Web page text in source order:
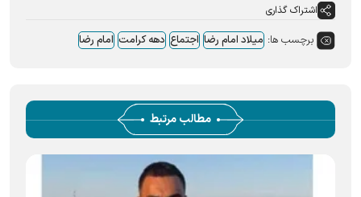
اشتراک گذاری
برچسب ها: میلاد امام رضا اجتماع دهه کرامت امام رضا
مطالب مرتبط